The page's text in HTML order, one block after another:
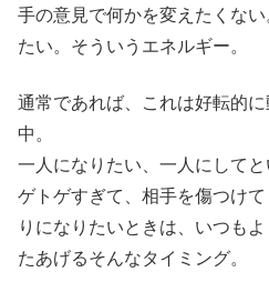
手の意見で何かを変えたくな
たい。そういうエネルギー。
通常であれば、これは好転的
中。
一人になりたい、一人にして
ゲトゲすぎて、相手を傷つけ
りになりたいときは、いつも
たあげるそんなタイミング。